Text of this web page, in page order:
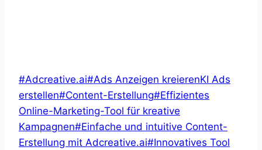
Schlagworte:
#Adcreative.ai#Ads Anzeigen kreierenKI Ads
erstellen#Content-Erstellung#Effizientes
Online-Marketing-Tool für kreative
Kampagnen#Einfache und intuitive Content-
Erstellung mit Adcreative.ai#Innovatives Tool